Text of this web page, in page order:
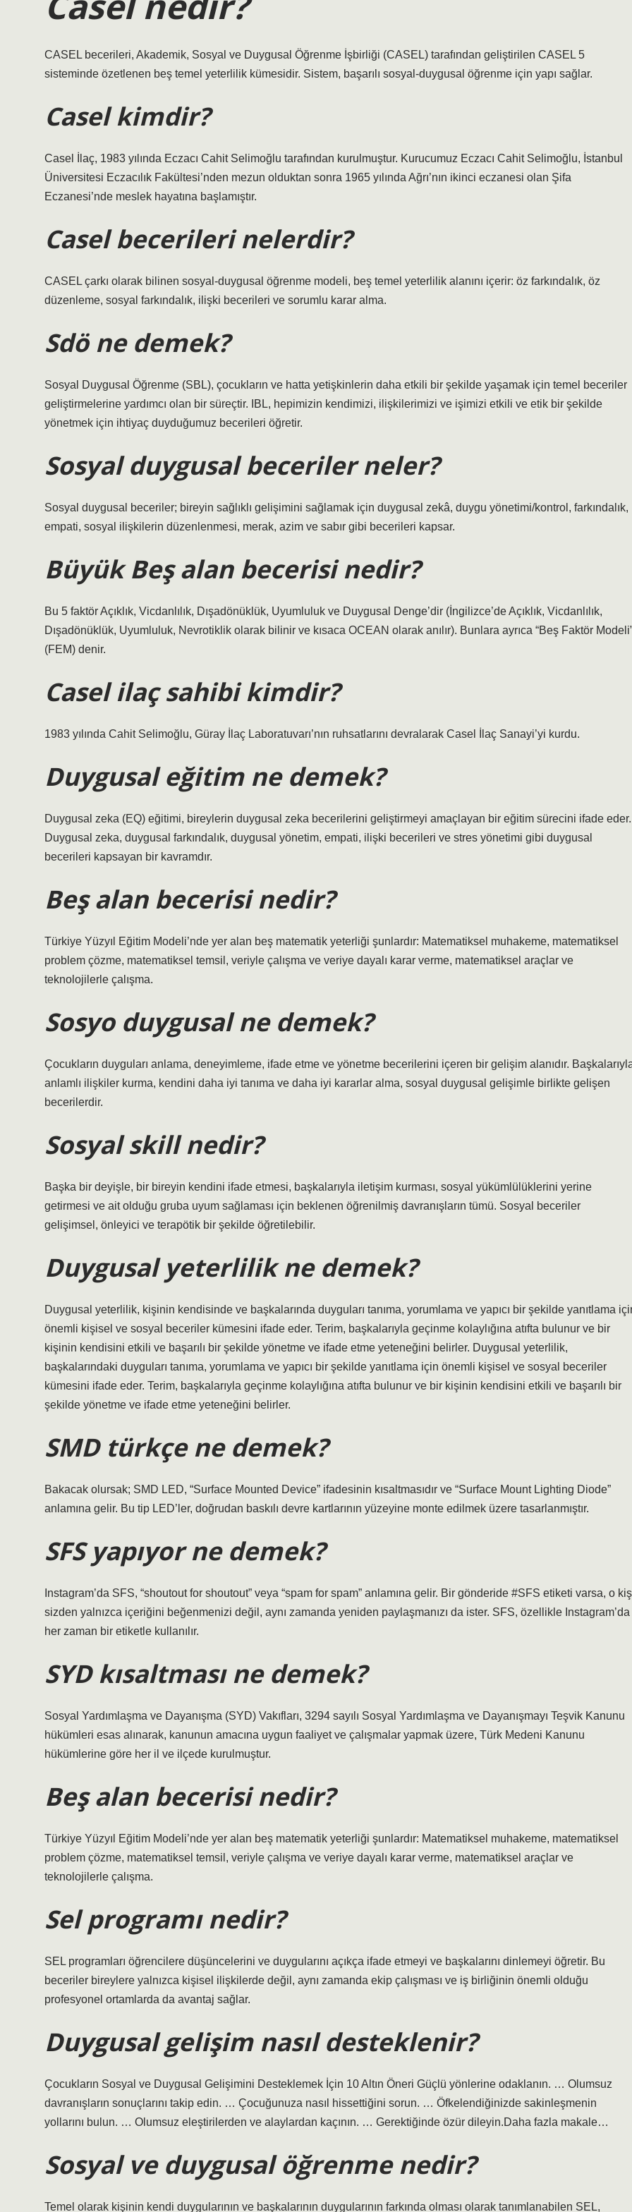
CASEL becerileri, Akademik, Sosyal ve Duygusal Öğrenme İşbirliği (CASEL) tarafından geliştirilen CASEL 5
sisteminde özetlenen beş temel yeterlilik kümesidir. Sistem, başarılı sosyal-duygusal öğrenme için yapı sağlar.
Casel kimdir?
Casel İlaç, 1983 yılında Eczacı Cahit Selimoğlu tarafından kurulmuştur. Kurucumuz Eczacı Cahit Selimoğlu, İstanbul
Üniversitesi Eczacılık Fakültesi’nden mezun olduktan sonra 1965 yılında Ağrı’nın ikinci eczanesi olan Şifa
Eczanesi’nde meslek hayatına başlamıştır.
Casel becerileri nelerdir?
CASEL çarkı olarak bilinen sosyal-duygusal öğrenme modeli, beş temel yeterlilik alanını içerir: öz farkındalık, öz
düzenleme, sosyal farkındalık, ilişki becerileri ve sorumlu karar alma.
Sdö ne demek?
Sosyal Duygusal Öğrenme (SBL), çocukların ve hatta yetişkinlerin daha etkili bir şekilde yaşamak için temel beceriler
geliştirmelerine yardımcı olan bir süreçtir. IBL, hepimizin kendimizi, ilişkilerimizi ve işimizi etkili ve etik bir şekilde
yönetmek için ihtiyaç duyduğumuz becerileri öğretir.
Sosyal duygusal beceriler neler?
Sosyal duygusal beceriler; bireyin sağlıklı gelişimini sağlamak için duygusal zekâ, duygu yönetimi/kontrol, farkındalık,
empati, sosyal ilişkilerin düzenlenmesi, merak, azim ve sabır gibi becerileri kapsar.
Büyük Beş alan becerisi nedir?
Bu 5 faktör Açıklık, Vicdanlılık, Dışadönüklük, Uyumluluk ve Duygusal Denge’dir (İngilizce’de Açıklık, Vicdanlılık,
Dışadönüklük, Uyumluluk, Nevrotiklik olarak bilinir ve kısaca OCEAN olarak anılır). Bunlara ayrıca “Beş Faktör
(FEM) denir.
Casel ilaç sahibi kimdir?
1983 yılında Cahit Selimoğlu, Güray İlaç Laboratuvarı’nın ruhsatlarını devralarak Casel İlaç Sanayi’yi kurdu.
Duygusal eğitim ne demek?
Duygusal zeka (EQ) eğitimi, bireylerin duygusal zeka becerilerini geliştirmeyi amaçlayan bir eğitim sürecini ifade eder.
Duygusal zeka, duygusal farkındalık, duygusal yönetim, empati, ilişki becerileri ve stres yönetimi gibi duygusal
becerileri kapsayan bir kavramdır.
Beş alan becerisi nedir?
Türkiye Yüzyıl Eğitim Modeli’nde yer alan beş matematik yeterliği şunlardır: Matematiksel muhakeme, matematiksel
problem çözme, matematiksel temsil, veriyle çalışma ve veriye dayalı karar verme, matematiksel araçlar ve
teknolojilerle çalışma.
Sosyo duygusal ne demek?
Çocukların duyguları anlama, deneyimleme, ifade etme ve yönetme becerilerini içeren bir gelişim alanıdır.
anlamlı ilişkiler kurma, kendini daha iyi tanıma ve daha iyi kararlar alma, sosyal duygusal gelişimle birlikte gelişen
becerilerdir.
Sosyal skill nedir?
Başka bir deyişle, bir bireyin kendini ifade etmesi, başkalarıyla iletişim kurması, sosyal yükümlülüklerini yerine
getirmesi ve ait olduğu gruba uyum sağlaması için beklenen öğrenilmiş davranışların tümü. Sosyal beceriler
gelişimsel, önleyici ve terapötik bir şekilde öğretilebilir.
Duygusal yeterlilik ne demek?
Duygusal yeterlilik, kişinin kendisinde ve başkalarında duyguları tanıma, yorumlama ve yapıcı bir şekilde yanıtlama
önemli kişisel ve sosyal beceriler kümesini ifade eder. Terim, başkalarıyla geçinme kolaylığına atıfta bulunur ve bir
kişinin kendisini etkili ve başarılı bir şekilde yönetme ve ifade etme yeteneğini belirler. Duygusal yeterlilik,
başkalarındaki duyguları tanıma, yorumlama ve yapıcı bir şekilde yanıtlama için önemli kişisel ve sosyal beceriler
kümesini ifade eder. Terim, başkalarıyla geçinme kolaylığına atıfta bulunur ve bir kişinin kendisini etkili ve başarılı bir
şekilde yönetme ve ifade etme yeteneğini belirler.
SMD türkçe ne demek?
Bakacak olursak; SMD LED, “Surface Mounted Device” ifadesinin kısaltmasıdır ve “Surface Mount Lighting Diode”
anlamına gelir. Bu tip LED’ler, doğrudan baskılı devre kartlarının yüzeyine monte edilmek üzere tasarlanmıştır.
SFS yapıyor ne demek?
Instagram’da SFS, “shoutout for shoutout” veya “spam for spam” anlamına gelir. Bir gönderide #SFS etiketi varsa, o
sizden yalnızca içeriğini beğenmenizi değil, aynı zamanda yeniden paylaşmanızı da ister. SFS, özellikle Instagram’da
her zaman bir etiketle kullanılır.
SYD kısaltması ne demek?
Sosyal Yardımlaşma ve Dayanışma (SYD) Vakıfları, 3294 sayılı Sosyal Yardımlaşma ve Dayanışmayı Teşvik Kanunu
hükümleri esas alınarak, kanunun amacına uygun faaliyet ve çalışmalar yapmak üzere, Türk Medeni Kanunu
hükümlerine göre her il ve ilçede kurulmuştur.
Beş alan becerisi nedir?
Türkiye Yüzyıl Eğitim Modeli’nde yer alan beş matematik yeterliği şunlardır: Matematiksel muhakeme, matematiksel
problem çözme, matematiksel temsil, veriyle çalışma ve veriye dayalı karar verme, matematiksel araçlar ve
teknolojilerle çalışma.
Sel programı nedir?
SEL programları öğrencilere düşüncelerini ve duygularını açıkça ifade etmeyi ve başkalarını dinlemeyi öğretir. Bu
beceriler bireylere yalnızca kişisel ilişkilerde değil, aynı zamanda ekip çalışması ve iş birliğinin önemli olduğu
profesyonel ortamlarda da avantaj sağlar.
Duygusal gelişim nasıl desteklenir?
Çocukların Sosyal ve Duygusal Gelişimini Desteklemek İçin 10 Altın Öneri Güçlü yönlerine odaklanın. … Olumsuz
davranışların sonuçlarını takip edin. … Çocuğunuza nasıl hissettiğini sorun. … Öfkelendiğinizde sakinleşmenin
yollarını bulun. … Olumsuz eleştirilerden ve alaylardan kaçının. … Gerektiğinde özür dileyin.Daha fazla makale…
Sosyal ve duygusal öğrenme nedir?
Temel olarak kişinin kendi duygularının ve başkalarının duygularının farkında olması olarak tanımlanabilen SEL,